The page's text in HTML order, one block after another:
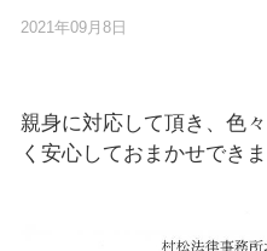
2021年09月8日
親身に対応して頂き、色
く安心しておまかせできま